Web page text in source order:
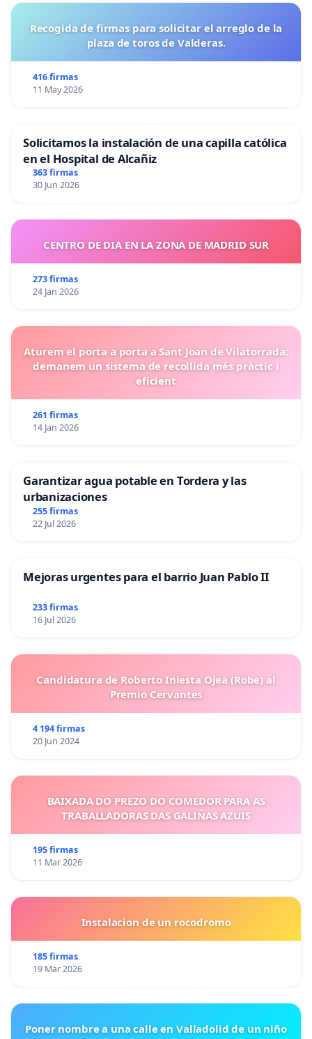
Recogida de firmas para solicitar el arreglo de la
plaza de toros de Valderas.
416 firmas
11 May 2026
Solicitamos la instalación de una capilla católica
en el Hospital de Alcañiz
363 firmas
30 Jun 2026
CENTRO DE DIA EN LA ZONA DE MADRID SUR
273 firmas
24 Jan 2026
Aturem el porta a porta a Sant Joan de Vilatorrada:
demanem un sistema de recollida més pràctic i
eficient
261 firmas
14 Jan 2026
Garantizar agua potable en Tordera y las
urbanizaciones
255 firmas
22 Jul 2026
Mejoras urgentes para el barrio Juan Pablo II
233 firmas
16 Jul 2026
Candidatura de Roberto Iniesta Ojea (Robe) al
Premio Cervantes
4 194 firmas
20 Jun 2024
BAIXADA DO PREZO DO COMEDOR PARA AS
TRABALLADORAS DAS GALIÑAS AZUIS
195 firmas
11 Mar 2026
Instalacion de un rocodromo
185 firmas
19 Mar 2026
Poner nombre a una calle en Valladolid de un niño